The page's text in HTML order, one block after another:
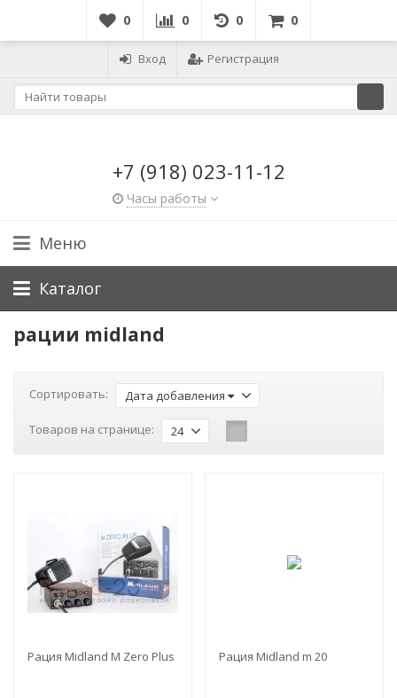
0 0 0 0
Вход Регистрация
+7 (918) 023-11-12
Часы работы
Меню
Каталог
рации midland
Сортировать: Дата добавления
Товаров на странице: 24
Рация Midland M Zero Plus Рация Midland m 20